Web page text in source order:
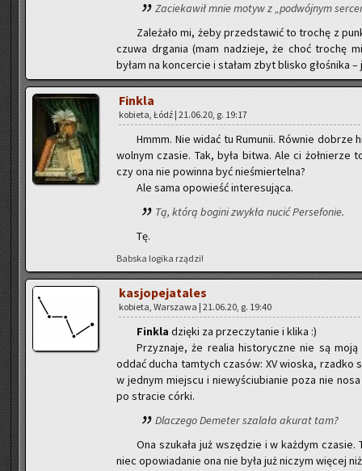
Za­cie­ka­wił mnie motyw z „po­dwój­nym
Za­le­ża­ło mi, żeby przed­sta­wić to tro­chę z
czu­wa drga­nia (mam na­dzie­je, że choć tro­chę
byłam na kon­cer­cie i sta­łam zbyt bli­sko gło­śni­ka
Fin­kla
ko­bie­ta, Łódź | 21.06.20, g. 19:17
Hmmm. Nie widać tu Ru­mu­nii. Rów­nie
wol­nym cza­sie. Tak, była bitwa. Ale ci żoł­nie­rze
czy ona nie po­win­na być nie­śmier­tel­na?
Ale sama opo­wieść in­te­re­su­ją­ca.
Tą, którą bo­gi­ni zwy­kła nucić Per­se­fo­nie.
Tę.
Bab­ska lo­gi­ka rzą­dzi!
ka­sjo­pe­ja­ta­les
ko­bie­ta, War­sza­wa | 21.06.20, g. 19:40
Fin­kla dzię­ki za prze­czy­ta­nie i klika :)
Przy­zna­je, że re­alia hi­sto­rycz­ne nie są
oddać ducha tam­tych cza­sów: XV wio­ska, rzad­ko
w jed­nym miej­scu i nie­wy­ściu­bia­nie poza nie
po stra­cie córki.
Dla­cze­go De­me­ter sza­la­ła aku­rat tam?
Ona szu­ka­ła już wszę­dzie i w każ­dym
niec opo­wia­da­nie ona nie była już ni­czym wię­cej